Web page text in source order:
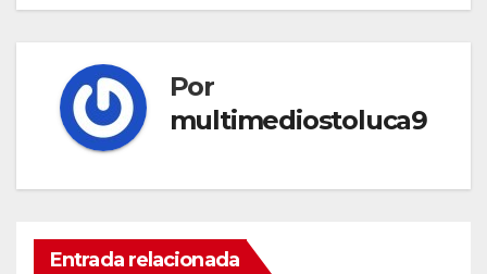
Por
multimediostoluca9
Entrada relacionada